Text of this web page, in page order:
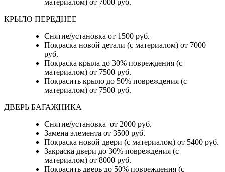
материалом) от 7000 руб.
КРЫЛО ПЕРЕДНЕЕ
Снятие/установка от 1500 руб.
Покраска новой детали (с материалом) от 7000
руб.
Покраска крыла до 30% повреждения (с
материалом) от 7500 руб.
Покрасить крыло до 50% повреждения (с
материалом) от 7500 руб.
ДВЕРЬ БАГАЖНИКА
Снятие/установка от 2000 руб.
Замена элемента от 3500 руб.
Покраска новой двери (с материалом) от 5400 руб.
Закраска двери до 30% повреждения (с
материалом) от 8000 руб.
Покрасить дверь до 50% повреждения (с